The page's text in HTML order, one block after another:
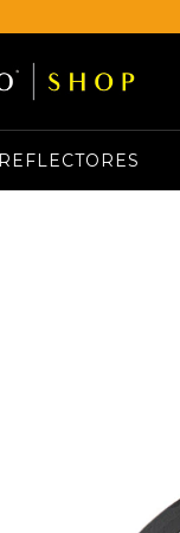
REFLECTORES